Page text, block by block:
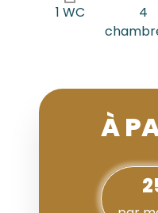
1 WC
4
À